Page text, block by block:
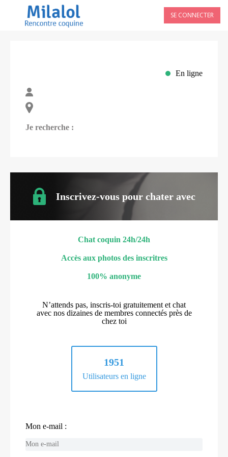
SE CONNECTER
En ligne
Je recherche :
Inscrivez-vous pour chater avec
Chat coquin 24h/24h
Accès aux photos des inscritres
100% anonyme
N’attends pas, inscris-toi gratuitement et chat
avec nos dizaines de membres connectés près de
chez toi
1951
Utilisateurs en ligne
Mon e-mail :